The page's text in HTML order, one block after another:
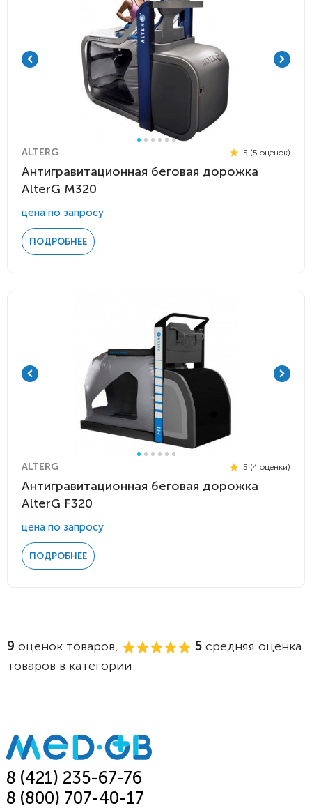
ALTERG 5 (5 оценок)
Антигравитационная беговая дорожка
AlterG M320
цена по запросу
ПОДРОБНЕЕ
ALTERG 5 (4 оценки)
Антигравитационная беговая дорожка
AlterG F320
цена по запросу
ПОДРОБНЕЕ
9 оценок товаров, 5 средняя оценка
товаров в категории
8 (421) 235-67-76
8 (800) 707-40-17